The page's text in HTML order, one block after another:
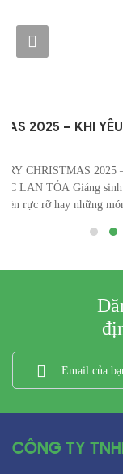
THƯƠNG ĐƯỢC
– KHI YÊU THƯƠNG
không chỉ là mùa của
quà xinh xắn, mà còn
trình đầy cảm xúc –
CÔNG TY